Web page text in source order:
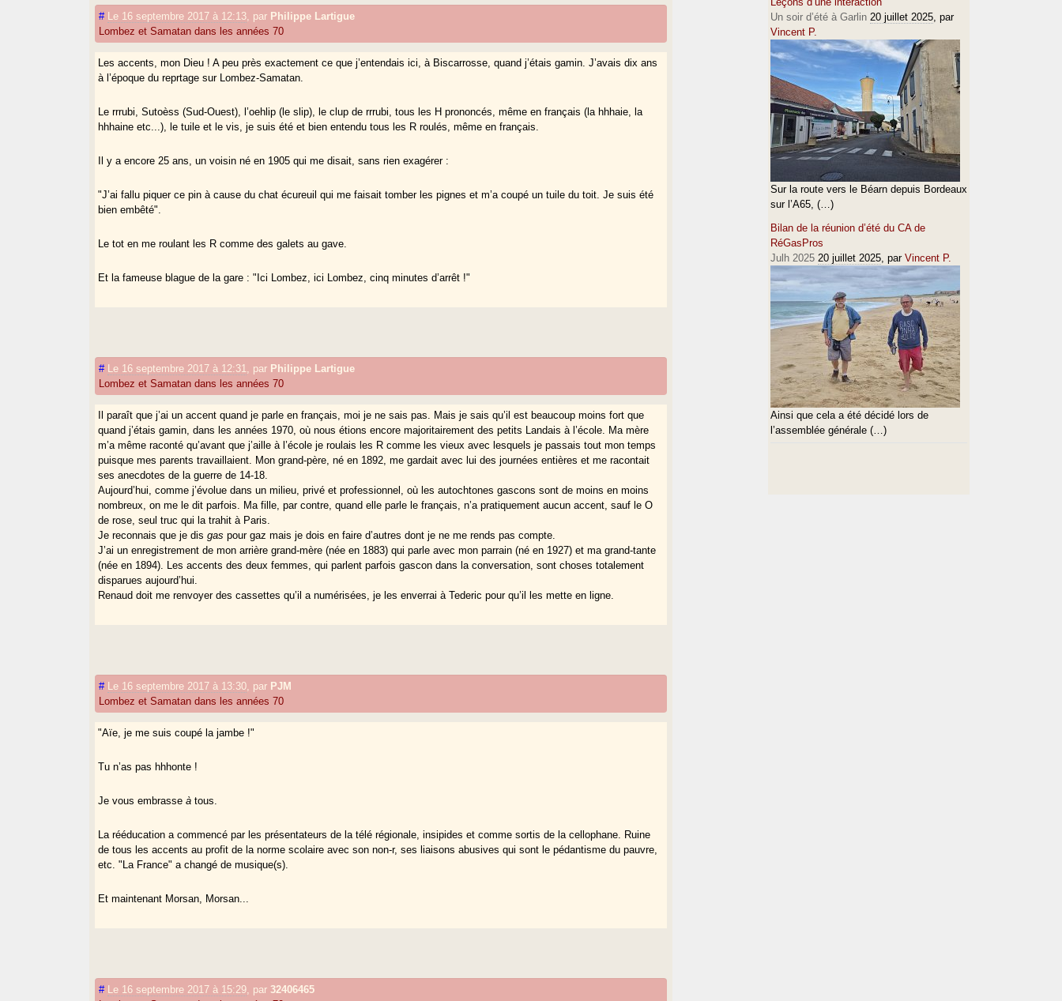
# Le 16 septembre 2017 à 12:13 par Philippe Lartigue
Lombez et Samatan dans les années 70
Les accents, mon Dieu ! A peu près exactement ce que j’entendais ici, à Biscarrosse, quand j’étais gamin. J’avais dix ans
à l’époque du reprtage sur Lombez-Samatan.
Le rrrubi, Sutoèss (Sud-Ouest), l’oehlip (le slip), le clup de rrrubi, tous les H prononcés, même en français (la hhhaie, la
hhhaine etc...), le tuile et le vis, je suis été et bien entendu tous les R roulés, même en français.
Il y a encore 25 ans, un voisin né en 1905 qui me disait, sans rien exagérer :
"J’ai fallu piquer ce pin à cause du chat écureuil qui me faisait tomber les pignes et m’a coupé un tuile du toit. Je suis été
bien embêté".
Le tot en me roulant les R comme des galets au gave.
Et la fameuse blague de la gare : "Ici Lombez, ici Lombez, cinq minutes d’arrêt !"
# Le 16 septembre 2017 à 12:31 par Philippe Lartigue
Lombez et Samatan dans les années 70
Il paraît que j’ai un accent quand je parle en français, moi je ne sais pas. Mais je sais qu’il est beaucoup moins fort que
quand j’étais gamin, dans les années 1970, où nous étions encore majoritairement des petits Landais à l’école. Ma mère
m’a même raconté qu’avant que j’aille à l’école je roulais les R comme les vieux avec lesquels je passais tout mon temps
puisque mes parents travaillaient. Mon grand-père, né en 1892, me gardait avec lui des journées entières et me racontait
ses anecdotes de la guerre de 14-18.
Aujourd’hui, comme j’évolue dans un milieu, privé et professionnel, où les autochtones gascons sont de moins en moins
nombreux, on me le dit parfois. Ma fille, par contre, quand elle parle le français, n’a pratiquement aucun accent, sauf le O
de rose, seul truc qui la trahit à Paris.
Je reconnais que je disgas pour gaz mais je dois en faire d’autres dont je ne me rends pas compte.
J’ai un enregistrement de mon arrière grand-mère (née en 1883) qui parle avec mon parrain (né en 1927) et ma grand-tante
(née en 1894). Les accents des deux femmes, qui parlent parfois gascon dans la conversation, sont choses totalement
disparues aujourd’hui.
Renaud doit me renvoyer des cassettes qu’il a numérisées, je les enverrai à Tederic pour qu’il les mette en ligne.
# Le 16 septembre 2017 à 13:30 par PJM
Lombez et Samatan dans les années 70
"Aïe, je me suis coupé la jambe !"
Tu n’as pas hhhonte !
Je vous embrasseà tous.
La rééducation a commencé par les présentateurs de la télé régionale, insipides et comme sortis de la cellophane. Ruine
de tous les accents au profit de la norme scolaire avec son non-r, ses liaisons abusives qui sont le pédantisme du pauvre,
etc. "La France" a changé de musique(s).
Et maintenant Morsan, Morsan...
# Le 16 septembre 2017 à 15:29 par32406465
Un soir d’été à Garlin 20 juillet 2025 , par
Vincent P.
Sur la route vers le Béarn depuis Bordeaux
sur l’A65, (…)
Bilan de la réunion d’été du CA de
RéGasPros
Julh 2025 20 juillet 2025 , par Vincent P.
Ainsi que cela a été décidé lors de
l’assemblée générale (…)